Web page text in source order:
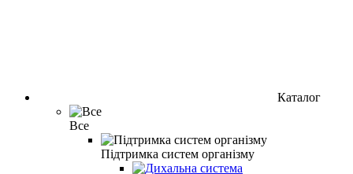
Каталог
Все
Підтримка систем організму